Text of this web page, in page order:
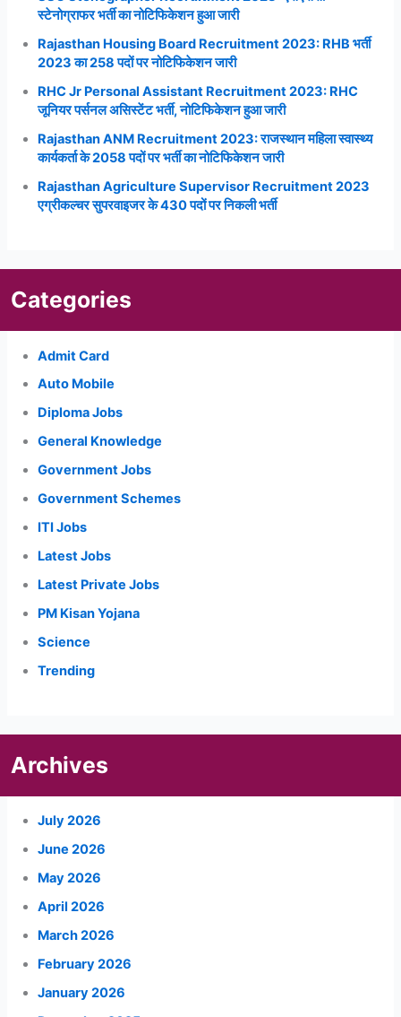
स्टेनोग्राफर भर्ती का नोटिफिकेशन हुआ जारी
Rajasthan Housing Board Recruitment 2023: RHB भर्ती
2023 का 258 पदों पर नोटिफिकेशन जारी
RHC Jr Personal Assistant Recruitment 2023: RHC
जूनियर पर्सनल असिस्टेंट भर्ती, नोटिफिकेशन हुआ जारी
Rajasthan ANM Recruitment 2023: राजस्थान महिला स्वास्थ्य
कार्यकर्ता के 2058 पदों पर भर्ती का नोटिफिकेशन जारी
Rajasthan Agriculture Supervisor Recruitment 2023
एग्रीकल्चर सुपरवाइजर के 430 पदों पर निकली भर्ती
Categories
Admit Card
Auto Mobile
Diploma Jobs
General Knowledge
Government Jobs
Government Schemes
ITI Jobs
Latest Jobs
Latest Private Jobs
PM Kisan Yojana
Science
Trending
Archives
July 2026
June 2026
May 2026
April 2026
March 2026
February 2026
January 2026